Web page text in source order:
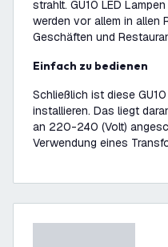
strahlt. GU10 LED
werden vor allem in allen
Geschäften und
Einfach zu bedienen
Schließlich ist diese
installieren. Das liegt
an 220-240 (Volt)
Verwendung eines